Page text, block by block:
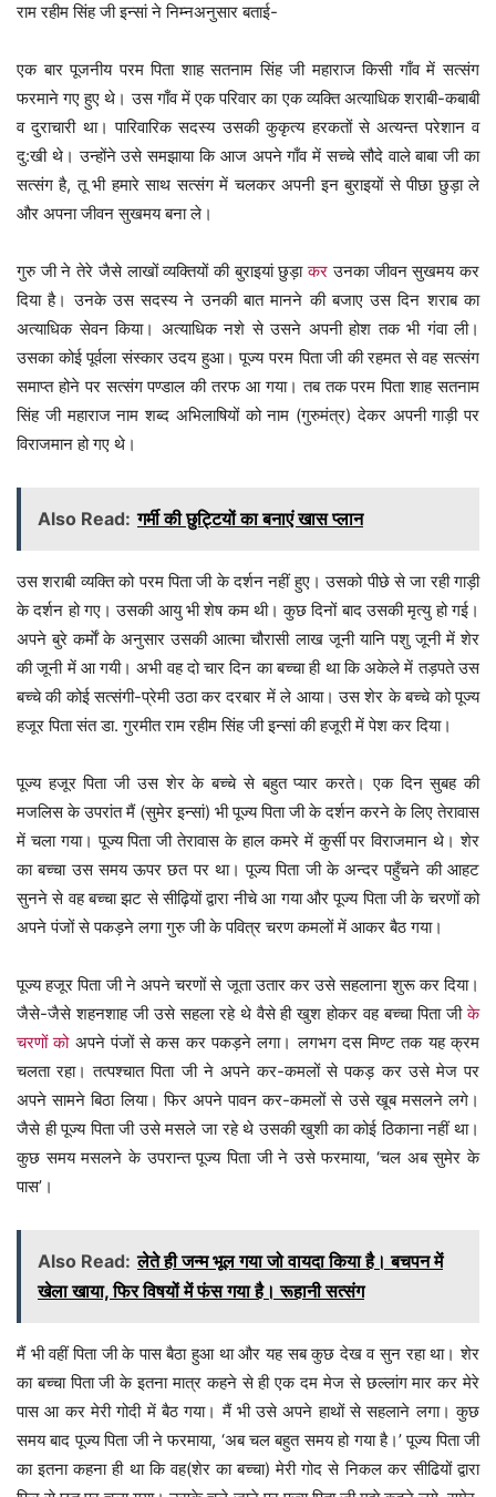
राम रहीम सिंह जी इन्सां ने निम्नअनुसार बताई-
एक बार पूजनीय परम पिता शाह सतनाम सिंह जी महाराज किसी गाँव में सत्संग
फरमाने गए हुए थे। उस गाँव में एक परिवार का एक व्यक्ति अत्याधिक शराबी-कबाबी
व दुराचारी था। पारिवारिक सदस्य उसकी कुकृत्य हरकतों से अत्यन्त परेशान व
दु:खी थे। उन्होंने उसे समझाया कि आज अपने गाँव में सच्चे सौदे वाले बाबा जी का
सत्संग है, तू भी हमारे साथ सत्संग में चलकर अपनी इन बुराइयों से पीछा छुड़ा ले
और अपना जीवन सुखमय बना ले।
गुरु जी ने तेरे जैसे लाखों व्यक्तियों की बुराइयां छुड़ाकर उनका जीवन सुखमय कर
दिया है। उनके उस सदस्य ने उनकी बात मानने की बजाए उस दिन शराब का
अत्याधिक सेवन किया। अत्याधिक नशे से उसने अपनी होश तक भी गंवा ली।
उसका कोई पूर्वला संस्कार उदय हुआ। पूज्य परम पिता जी की रहमत से वह सत्संग
समाप्त होने पर सत्संग पण्डाल की तरफ आ गया। तब तक परम पिता शाह सतनाम
सिंह जी महाराज नाम शब्द अभिलाषियों को नाम (गुरुमंत्र) देकर अपनी गाड़ी पर
विराजमान हो गए थे।
Also Read: गर्मी की छुट्टियों का बनाएं खास प्लान
उस शराबी व्यक्ति को परम पिता जी के दर्शन नहीं हुए। उसको पीछे से जा रही गाड़ी
के दर्शन हो गए। उसकी आयु भी शेष कम थी। कुछ दिनों बाद उसकी मृत्यु हो गई।
अपने बुरे कर्माें के अनुसार उसकी आत्मा चौरासी लाख जूनी यानि पशु जूनी में शेर
की जूनी में आ गयी। अभी वह दो चार दिन का बच्चा ही था कि अकेले में तड़पते उस
बच्चे की कोई सत्संगी-प्रेमी उठा कर दरबार में ले आया। उस शेर के बच्चे को पूज्य
हजूर पिता संत डा. गुरमीत राम रहीम सिंह जी इन्सां की हजूरी में पेश कर दिया।
पूज्य हजूर पिता जी उस शेर के बच्चे से बहुत प्यार करते। एक दिन सुबह की
मजलिस के उपरांत मैं (सुमेर इन्सां) भी पूज्य पिता जी के दर्शन करने के लिए तेरावास
में चला गया। पूज्य पिता जी तेरावास के हाल कमरे में कुर्सी पर विराजमान थे। शेर
का बच्चा उस समय ऊपर छत पर था। पूज्य पिता जी के अन्दर पहुँचने की आहट
सुनने से वह बच्चा झट से सीढ़ियों द्वारा नीचे आ गया और पूज्य पिता जी के चरणों को
अपने पंजों से पकड़ने लगा गुरु जी के पवित्र चरण कमलों में आकर बैठ गया।
पूज्य हजूर पिता जी ने अपने चरणों से जूता उतार कर उसे सहलाना शुरू कर दिया।
जैसे-जैसे शहनशाह जी उसे सहला रहे थे वैसे ही खुश होकर वह बच्चा पिता जीके
चरणों कोअपने पंजों से कस कर पकड़ने लगा। लगभग दस मिण्ट तक यह क्रम
चलता रहा। तत्पश्चात पिता जी ने अपने कर-कमलों से पकड़ कर उसे मेज पर
अपने सामने बिठा लिया। फिर अपने पावन कर-कमलों से उसे खूब मसलने लगे।
जैसे ही पूज्य पिता जी उसे मसले जा रहे थे उसकी खुशी का कोई ठिकाना नहीं था।
कुछ समय मसलने के उपरान्त पूज्य पिता जी ने उसे फरमाया, ‘चल अब सुमेर के
पास’।
Also Read: लेते ही जन्म भूल गया जो वायदा किया है। बचपन में
खेला खाया, फिर विषयों में फंस गया है। रूहानी सत्संग
मैं भी वहीं पिता जी के पास बैठा हुआ था और यह सब कुछ देख व सुन रहा था। शेर
का बच्चा पिता जी के इतना मात्र कहने से ही एक दम मेज से छल्लांग मार कर मेरे
पास आ कर मेरी गोदी में बैठ गया। मैं भी उसे अपने हाथों से सहलाने लगा। कुछ
समय बाद पूज्य पिता जी ने फरमाया, ‘अब चल बहुत समय हो गया है।’ पूज्य पिता जी
का इतना कहना ही था कि वह(शेर का बच्चा) मेरी गोद से निकल कर सीढियों द्वारा